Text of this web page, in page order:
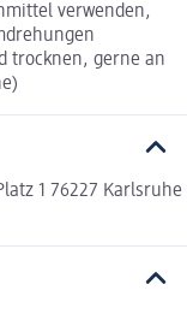
verwenden,
trocknen, gerne an
1 76227 Karlsruhe